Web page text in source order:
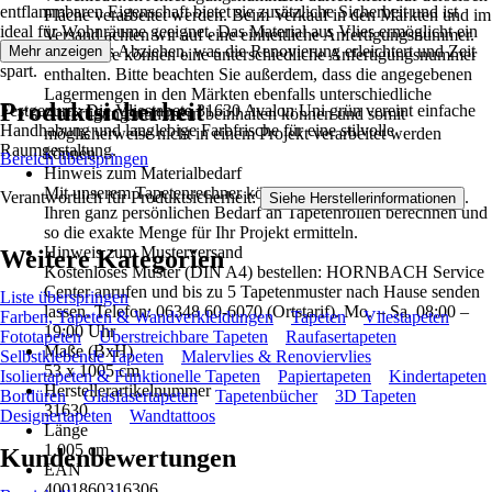
Fläche verarbeitet werden. Beim Verkauf in den Märkten und im
Versand achten wir auf eine einheitliche Anfertigungsnummer.
Nachkäufe können eine unterschiedliche Anfertigungsnummer
enthalten. Bitte beachten Sie außerdem, dass die angegebenen
Lagermengen in den Märkten ebenfalls unterschiedliche
Anfertigungsnummern beinhalten können und somit
möglicherweise nicht in einem Projekt verarbeitet werden
können.
Hinweis zum Materialbedarf
Mit unserem Tapetenrechner können Sie schnell und einfach
Ihren ganz persönlichen Bedarf an Tapetenrollen berechnen und
so die exakte Menge für Ihr Projekt ermitteln.
Hinweis zum Musterversand
Kostenloses Muster (DIN A4) bestellen: HORNBACH Service
Center anrufen und bis zu 5 Tapetenmuster nach Hause senden
lassen. Telefon: 06348 60-6070 (Ortstarif). Mo. – Sa. 08:00 –
19:00 Uhr
Maße (BxH)
53 x 1005 cm
Herstellerartikelnummer
31630
Länge
1.005 cm
EAN
entflammbaren Eigenschaft bietet sie zusätzliche Sicherheit und ist
ideal für Wohnräume geeignet. Das Material aus Vlies ermöglicht ein
restlos trockenes Abziehen, was die Renovierung erleichtert und Zeit
spart.
Festgezurrt: Die Vliestapete 31630 Avalon Uni grün vereint einfache
Handhabung und langlebige Farbfrische für eine stilvolle
Raumgestaltung.
Mehr anzeigen
Produktsicherheit
Bereich überspringen
Verantwortlich für Produktsicherheit: Siehe Herstellerinformationen .
Weitere Kategorien
Liste überspringen
Farben, Tapeten & Wandverkleidungen
Tapeten
Vliestapeten
Fototapeten
Überstreichbare Tapeten
Raufasertapeten
Selbstklebende Tapeten
Malervlies & Renoviervlies
Isoliertapeten & Funktionelle Tapeten
Papiertapeten
Kindertapeten
Bordüren
Glasfasertapeten Tapetenbücher
3D Tapeten
Designertapeten
Wandtattoos
Kundenbewertungen